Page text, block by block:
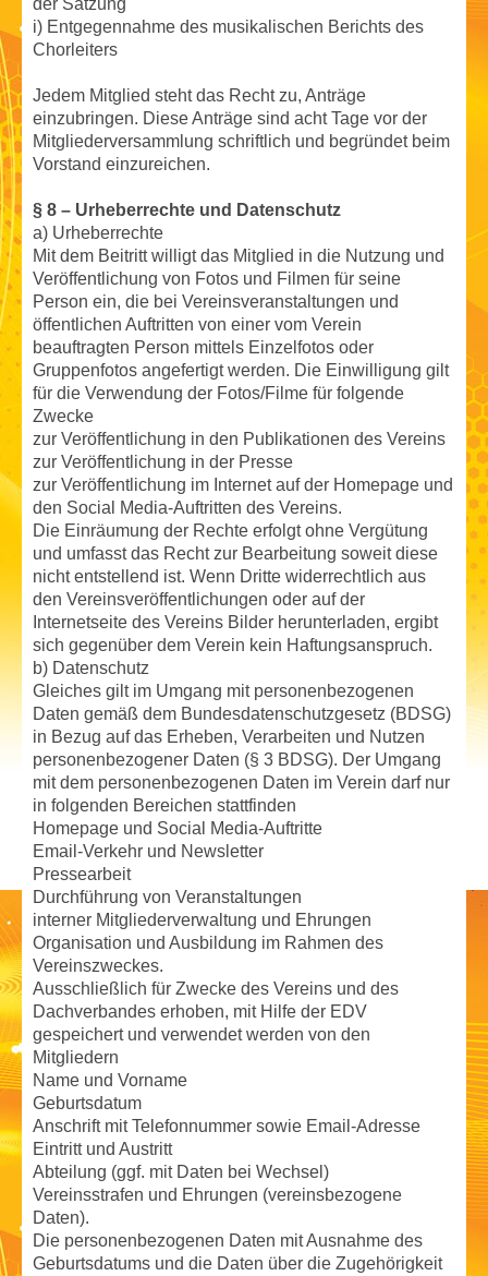
der Satzung
i) Entgegennahme des musikalischen Berichts des
Chorleiters
Jedem Mitglied steht das Recht zu, Anträge
einzubringen. Diese Anträge sind acht Tage vor der
Mitgliederversammlung schriftlich und begründet beim
Vorstand einzureichen.
§ 8 – Urheberrechte und Datenschutz
a) Urheberrechte
Mit dem Beitritt willigt das Mitglied in die Nutzung und
Veröffentlichung von Fotos und Filmen für seine
Person ein, die bei Vereinsveranstaltungen und
öffentlichen Auftritten von einer vom Verein
beauftragten Person mittels Einzelfotos oder
Gruppenfotos angefertigt werden. Die Einwilligung gilt
für die Verwendung der Fotos/Filme für folgende
Zwecke
zur Veröffentlichung in den Publikationen des Vereins
zur Veröffentlichung in der Presse
zur Veröffentlichung im Internet auf der Homepage und
den Social Media-Auftritten des Vereins.
Die Einräumung der Rechte erfolgt ohne Vergütung
und umfasst das Recht zur Bearbeitung soweit diese
nicht entstellend ist. Wenn Dritte widerrechtlich aus
den Vereinsveröffentlichungen oder auf der
Internetseite des Vereins Bilder herunterladen, ergibt
sich gegenüber dem Verein kein Haftungsanspruch.
b) Datenschutz
Gleiches gilt im Umgang mit personenbezogenen
Daten gemäß dem Bundesdatenschutzgesetz (BDSG)
in Bezug auf das Erheben, Verarbeiten und Nutzen
personenbezogener Daten (§ 3 BDSG). Der Umgang
mit dem personenbezogenen Daten im Verein darf nur
in folgenden Bereichen stattfinden
Homepage und Social Media-Auftritte
Email-Verkehr und Newsletter
Pressearbeit
Durchführung von Veranstaltungen
interner Mitgliederverwaltung und Ehrungen
Organisation und Ausbildung im Rahmen des
Vereinszweckes.
Ausschließlich für Zwecke des Vereins und des
Dachverbandes erhoben, mit Hilfe der EDV
gespeichert und verwendet werden von den
Mitgliedern
Name und Vorname
Geburtsdatum
Anschrift mit Telefonnummer sowie Email-Adresse
Eintritt und Austritt
Abteilung (ggf. mit Daten bei Wechsel)
Vereinsstrafen und Ehrungen (vereinsbezogene
Daten).
Die personenbezogenen Daten mit Ausnahme des
Geburtsdatums und die Daten über die Zugehörigkeit